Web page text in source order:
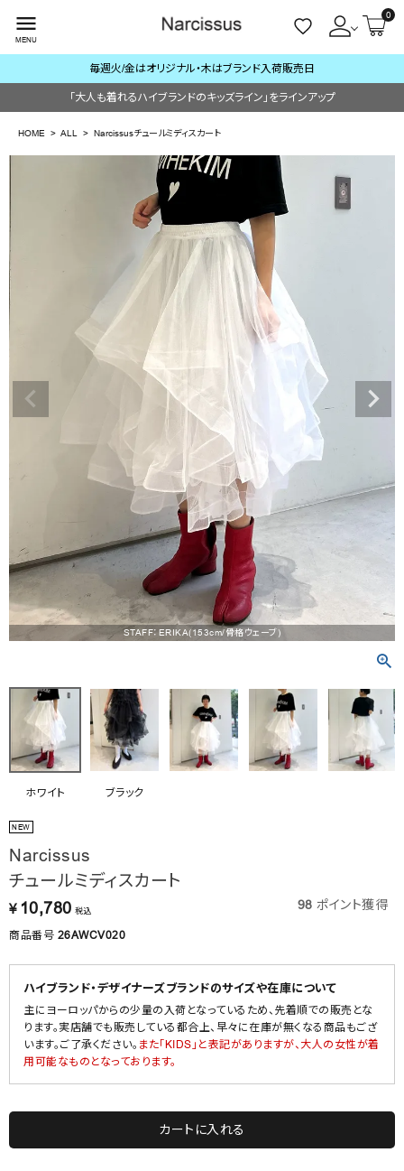
menu
MENU
0
ようこそ ゲスト 様
OUTLET
TOPICS
JOURNAL
INFORMATION
はじめてご利用の方へ
お問い合わせ
毎週火/金はオリジナル・木はブランド入荷販売日
「大人も着れるハイブランドのキッズライン」をラインアップ
HOME ALL Narcissusチュールミディスカート
STAFF：ERIKA(153cm/骨格ウェーブ)
ホワイト ブラック
NEW
Narcissus
チュールミディスカート
¥ 10,780 税込 98 ポイント獲得
商品番号 26AWCV020
ハイブランド・デザイナーズブランドのサイズや在庫について
主にヨーロッパからの少量の入荷となっているため、先着順での販売とな
ります。実店舗でも販売している都合上、早々に在庫が無くなる商品もござ
います。ご了承ください。 また「KIDS」と表記がありますが、大人の女性が着
用可能なものとなっております。
カートに入れる